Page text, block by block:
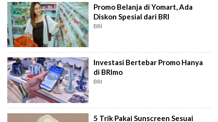
Promo Belanja di Yomart, Ada
Diskon Spesial dari BRI
BRI
Investasi Bertebar Promo Hanya
di BRImo
BRI
5 Trik Pakai Sunscreen Sesuai